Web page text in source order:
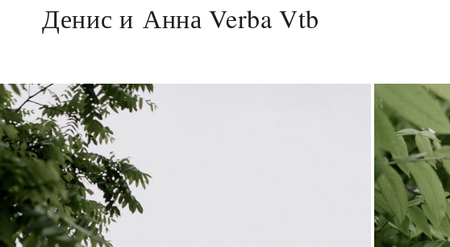
Денис и Анна Verba Vtb